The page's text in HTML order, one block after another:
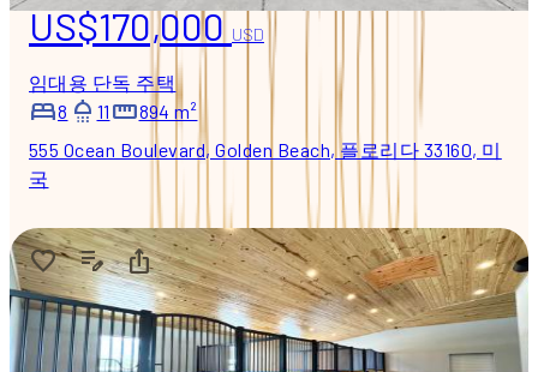
US$170,000USD
임대용 단독 주택
8
11
894 m²
555 Ocean Boulevard, Golden Beach, 플로리다 33160, 미
국